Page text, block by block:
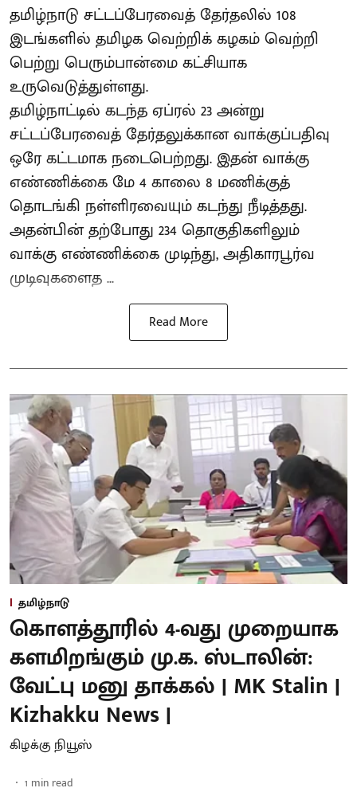
தமிழ்நாடு சட்டப்பேரவைத் தேர்தலில் 108
இடங்களில் தமிழக வெற்றிக் கழகம் வெற்றி
பெற்று பெரும்பான்மை கட்சியாக
உருவெடுத்துள்ளது.
தமிழ்நாட்டில் கடந்த ஏப்ரல் 23 அன்று
சட்டப்பேரவைத் தேர்தலுக்கான வாக்குப்பதிவு
ஒரே கட்டமாக நடைபெற்றது. இதன் வாக்கு
எண்ணிக்கை மே 4 காலை 8 மணிக்குத்
தொடங்கி நள்ளிரவையும் கடந்து நீடித்தது.
அதன்பின் தற்போது 234 தொகுதிகளிலும்
வாக்கு எண்ணிக்கை முடிந்து, அதிகாரபூர்வ
முடிவுகளைத ...
Read More
தமிழ்நாடு
கொளத்தூரில் 4-வது முறையாக
களமிறங்கும் மு.க. ஸ்டாலின்:
வேட்பு மனு தாக்கல் | MK Stalin |
Kizhakku News |
கிழக்கு நியூஸ்
1 min read